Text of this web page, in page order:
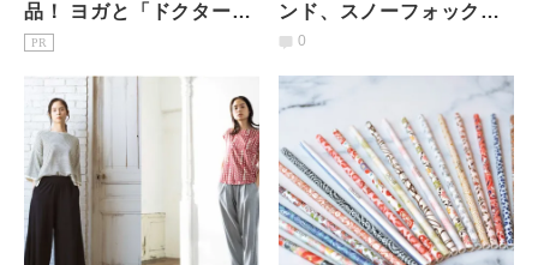
品！ ヨガと「ドクターブ
ロナー」で始める私と環
PR
ンド、スノーフォックス
スキンケアの取り組み
0